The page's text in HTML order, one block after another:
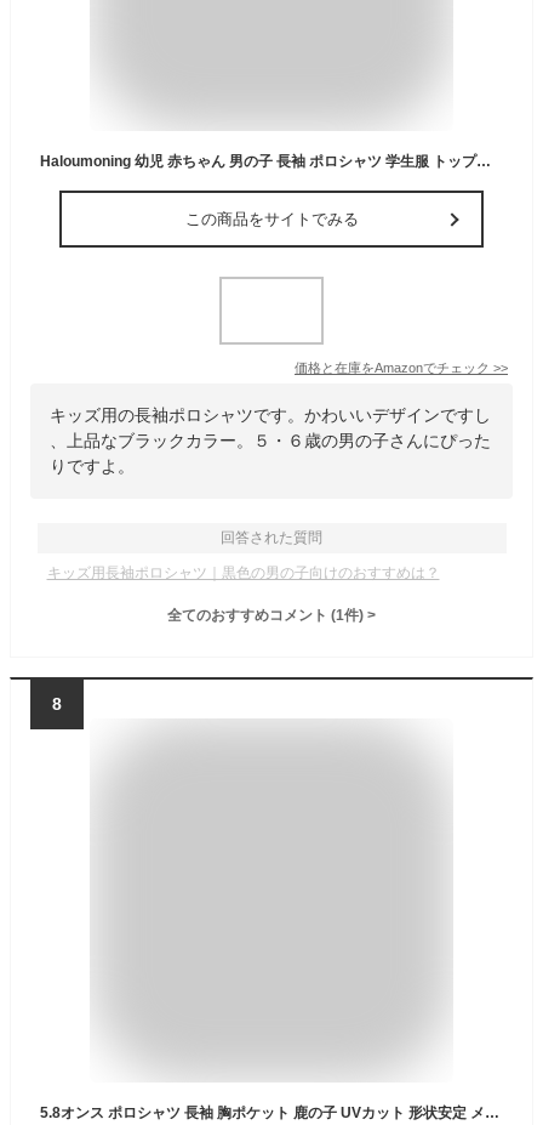
Haloumoning 幼児 赤ちゃん 男の子 長袖 ポロシャツ 学生服 トップス, ブラック, 5-6 Years
この商品をサイトでみる
価格と在庫をAmazonでチェック >>
キッズ用の長袖ポロシャツです。かわいいデザインですし
、上品なブラックカラー。５・６歳の男の子さんにぴった
りですよ。
回答された質問
キッズ用長袖ポロシャツ｜黒色の男の子向けのおすすめは？
全てのおすすめコメント (1件) >
8
5.8オンス ポロシャツ 長袖 胸ポケット 鹿の子 UVカット 形状安定 メンズ レディース 無地 大きい 大きいサイズ 仕事 ビジネス イベント スタッフ 介護 作業 制服 ユニフォーム シンプル 選挙 キッズ 女の子 スポーツ おしゃれ トップス ユニセックス カジュアル